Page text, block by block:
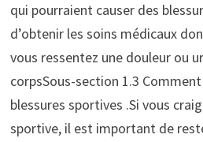
qui pourraient causer des
d’obtenir les soins médicaux
vous ressentez une douleur ou
corpsSous-section 1.3
blessures sportives .Si vous
sportive, il est important de